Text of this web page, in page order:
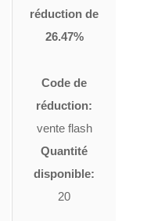
réduction de
26.47%
Code de
réduction:
vente flash
Quantité
disponible:
20